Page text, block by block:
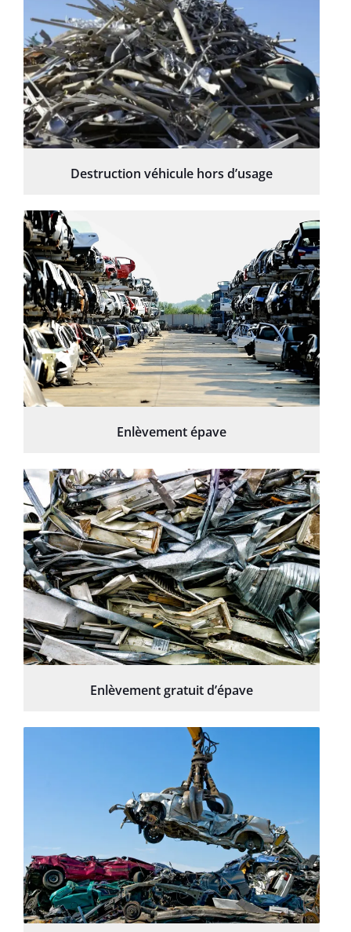
Destruction véhicule hors d’usage
Enlèvement épave
Enlèvement gratuit d’épave